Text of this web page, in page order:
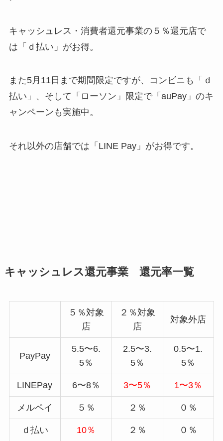
キャッシュレス・消費者還元事業の５％還元店で
は「 ｄ払い 」がお得。
また5月11日まで期間限定ですが、コンビニも「 ｄ
払い 」、そして「ローソン」限定で「 auPay」のキ
ャンペーンも実施中。
それ以外の店舗では「 LINE Pay」がお得です。
キャッシュレス還元事業 還元率一覧
５％対象
店
２％対象
店
対象外店
PayPay
5.5〜6.
5％
2.5〜3.
5％
0.5〜1.
5％
LINEPay 6〜8％ 3〜5％ 1〜3％
メルペイ ５％ ２％ ０％
ｄ払い 10％ ２％ ０％